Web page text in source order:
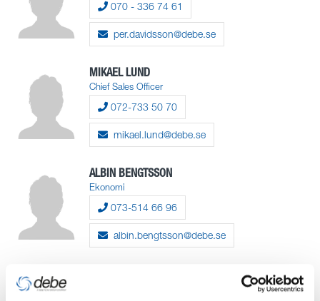
070 - 336 74 61
per.davidsson@debe.se
MIKAEL LUND
Chief Sales Officer
072-733 50 70
mikael.lund@debe.se
ALBIN BENGTSSON
Ekonomi
073-514 66 96
albin.bengtsson@debe.se